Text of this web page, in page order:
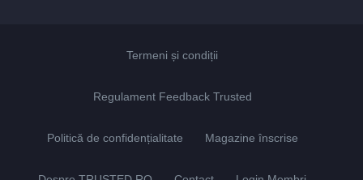
Termeni și condiții
Regulament Feedback Trusted
Politică de confidențialitate Magazine înscrise